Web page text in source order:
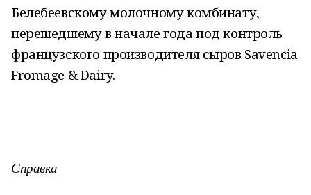
Белебеевскому молочному комбинату,
перешедшему в начале года под контроль
французского производителя сыров Savencia
Fromage & Dairy.
Справка